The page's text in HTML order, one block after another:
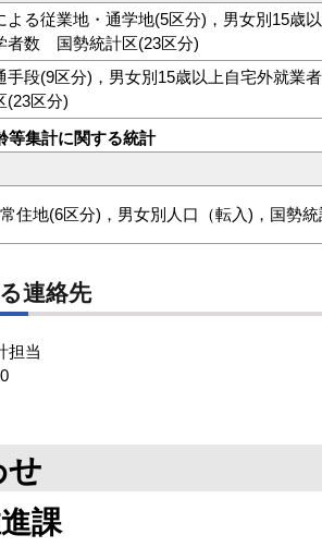
よる従業地・通学地(5区分)，男女別15歳
者数 国勢統計区(23区分)
手段(9区分)，男女別15歳以上自宅外就業
(23区分)
等集計に関する統計
住地(6区分)，男女別人口（転入)，国勢
連絡先
担当
せ
課